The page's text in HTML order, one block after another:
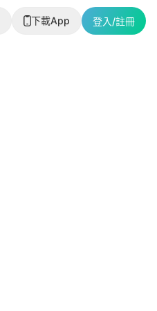
下載App 登入/註冊